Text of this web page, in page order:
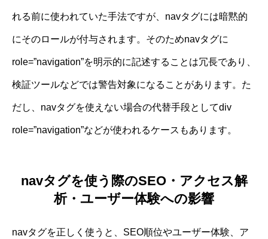
れる前に使われていた手法ですが、navタグには暗黙的
にそのロールが付与されます。そのためnavタグに
role=”navigation”を明示的に記述することは冗長であり、
検証ツールなどでは警告対象になることがあります。た
だし、navタグを使えない場合の代替手段としてdiv
role=”navigation”などが使われるケースもあります。
navタグを使う際のSEO・アクセス解
析・ユーザー体験への影響
navタグを正しく使うと、SEO順位やユーザー体験、ア